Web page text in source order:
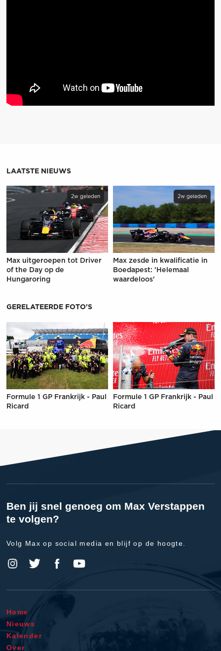
LAATSTE NIEUWS
2w geleden
Max uitgeroepen tot Driver
of the Day op de
Hungaroring
2w geleden
Max zesde in kwalificatie in
Boedapest: 'Helemaal
waardeloos'
GERELATEERDE FOTO'S
Formule 1 GP Frankrijk - Paul
Ricard
Formule 1 GP Frankrijk - Paul
Ricard
Ben jij snel genoeg om Max Verstappen
te volgen?
Volg Max op social media en blijf op de hoogte.
Home
Nieuws
Kalender
Over